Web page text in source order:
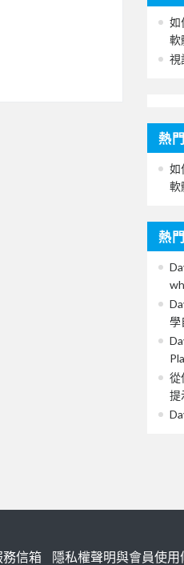
如
軟
視
熱
如
軟
熱
學
從
提
務信箱 隱私權聲明與會員使用